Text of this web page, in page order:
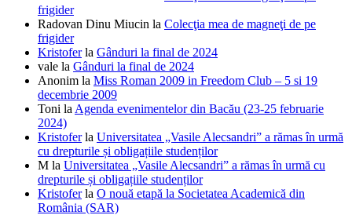
frigider
Radovan Dinu Miucin la Colecţia mea de magneţi de pe
frigider
Kristoferla Gânduri la final de 2024
vale la Gânduri la final de 2024
Anonim la Miss Roman 2009 in Freedom Club – 5 si 19
decembrie 2009
Toni la Agenda evenimentelor din Bacău (23-25 februarie
2024)
Kristoferla Universitatea „Vasile Alecsandri” a rămas în urmă
cu drepturile și obligațiile studenților
M la Universitatea „Vasile Alecsandri” a rămas în urmă cu
drepturile și obligațiile studenților
Kristoferla O nouă etapă la Societatea Academică din
România (SAR)